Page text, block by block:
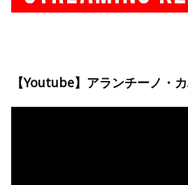
【Youtube】アランチーノ・